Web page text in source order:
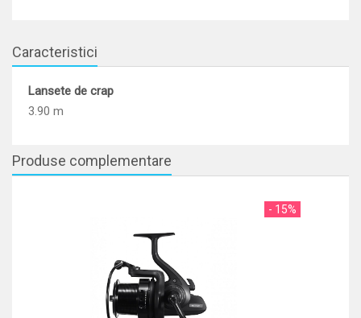
Caracteristici
Lansete de crap
3.90 m
Produse complementare
- 15%